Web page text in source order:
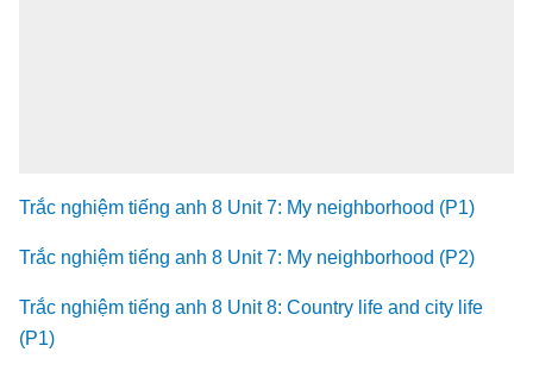
Trắc nghiệm tiếng anh 8 Unit 7: My neighborhood (P1)
Trắc nghiệm tiếng anh 8 Unit 7: My neighborhood (P2)
Trắc nghiệm tiếng anh 8 Unit 8: Country life and city life
(P1)